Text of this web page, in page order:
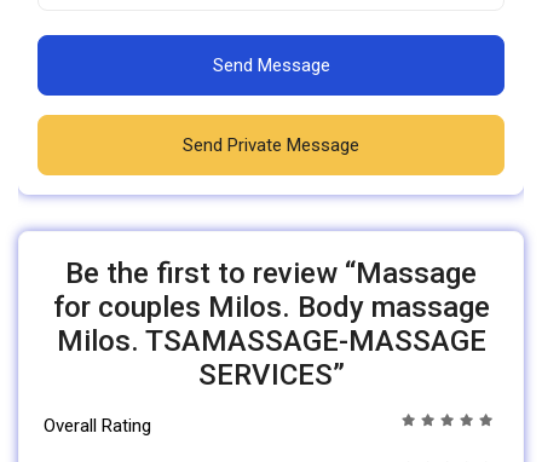
Send Message
Send Private Message
Be the first to review “Massage
for couples Milos. Body massage
Milos. TSAMASSAGE-MASSAGE
SERVICES”
Overall Rating